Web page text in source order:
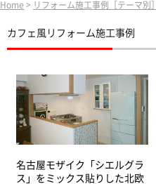
Home > リフォーム施工事例［テーマ別］
カフェ風リフォーム施工事例
名古屋モザイク「シエルグラ
ス」をミックス貼りした北欧